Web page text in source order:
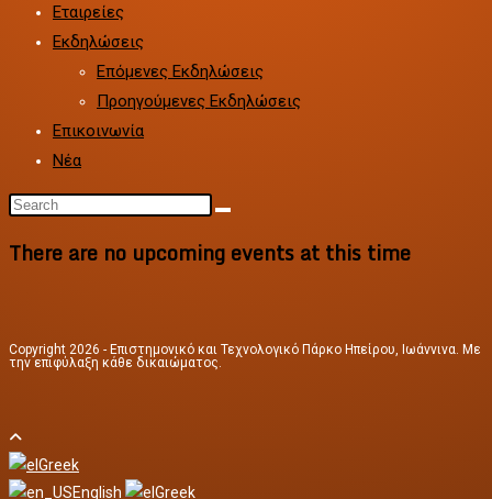
Εταιρείες
Εκδηλώσεις
Επόμενες Εκδηλώσεις
Προηγούμενες Εκδηλώσεις
Επικοινωνία
Νέα
Search
website
There are no upcoming events at this time
Copyright 2026 - Επιστημονικό και Τεχνολογικό Πάρκο Ηπείρου, Ιωάννινα. Με
την επιφύλαξη κάθε δικαιώματος.
Greek
English
Greek